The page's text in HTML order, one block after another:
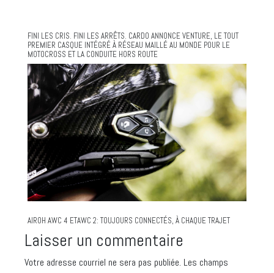
FINI LES CRIS. FINI LES ARRÊTS. CARDO ANNONCE VENTURE, LE TOUT
PREMIER CASQUE INTÉGRÉ À RÉSEAU MAILLÉ AU MONDE POUR LE
MOTOCROSS ET LA CONDUITE HORS ROUTE
AIROH AWC 4 ETAWC 2: TOUJOURS CONNECTÉS, À CHAQUE TRAJET
Laisser un commentaire
Votre adresse courriel ne sera pas publiée. Les champs